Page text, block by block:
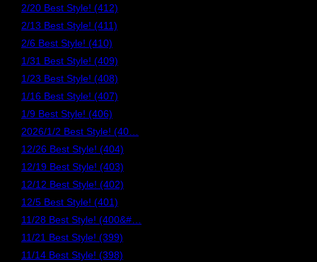
2/20 Best Style! (412)
2/13 Best Style! (411)
2/6 Best Style! (410)
1/31 Best Style! (409)
1/23 Best Style! (408)
1/16 Best Style! (407)
1/9 Best Style! (406)
2026/1/2 Best Style! (40…
12/26 Best Style! (404)
12/19 Best Style! (403)
12/12 Best Style! (402)
12/5 Best Style! (401)
11/28 Best Style! (400&#…
11/21 Best Style! (399)
11/14 Best Style! (398)